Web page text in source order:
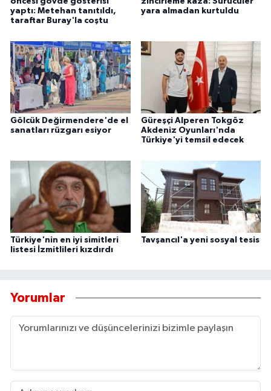
yaptı: Metehan tanıtıldı,
taraftar Buray'la coştu
yara almadan kurtuldu
Gölcük Değirmendere'de el
sanatları rüzgarı esiyor
Güreşçi Alperen Tokgöz
Akdeniz Oyunları'nda
Türkiye'yi temsil edecek
Türkiye'nin en iyi simitleri
listesi İzmitlileri kızdırdı
Tavşancıl'a yeni sosyal tesis
Yorumlar